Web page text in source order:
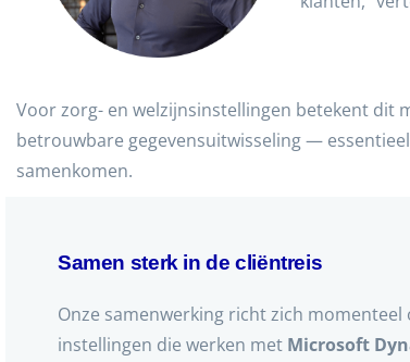
Voor zorg- en welzijnsinstellingen betekent
betrouwbare gegevensuitwisseling —
samenkomen.
Samen sterk in de cliëntreis
Onze samenwerking richt zich momenteel
instellingen die werken met Microsoft